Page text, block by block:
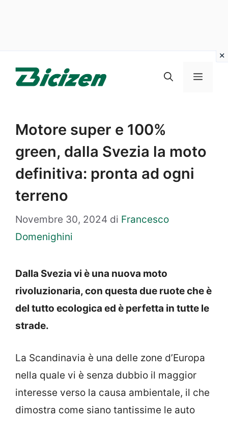
Menu
Motore super e 100%
green, dalla Svezia la moto
definitiva: pronta ad ogni
terreno
Novembre 30, 2024 di Francesco
Domenighini
Dalla Svezia vi è una nuova moto
rivoluzionaria, con questa due ruote che è
del tutto ecologica ed è perfetta in tutte le
strade.
La Scandinavia è una delle zone d’Europa
nella quale vi è senza dubbio il maggior
interesse verso la causa ambientale, il che
dimostra come siano tantissime le auto